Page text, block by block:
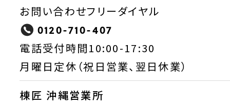
お問い合わせフリーダイヤル
0120-710-407
電話受付時間10:00-17:30
月曜日定休（祝日営業、翌日休業）
棟匠 沖縄営業所